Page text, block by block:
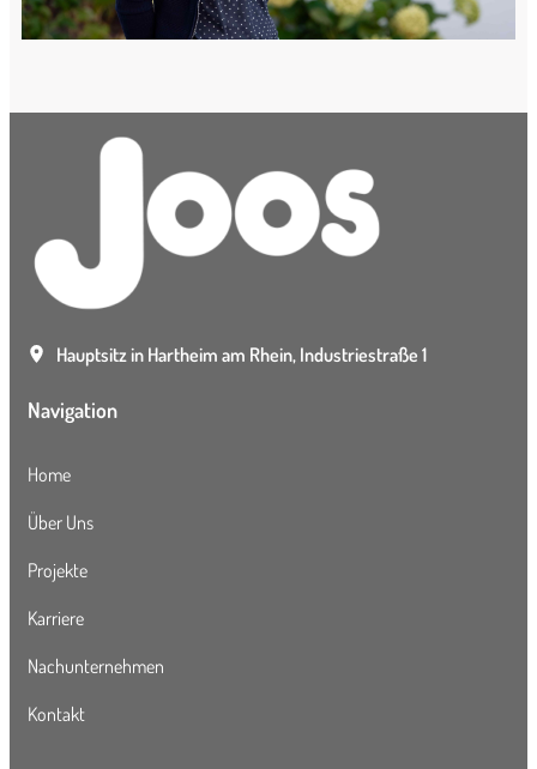
Hauptsitz in Hartheim am Rhein, Industriestraße 1
Navigation
Home
Über Uns
Projekte
Karriere
Nachunternehmen
Kontakt